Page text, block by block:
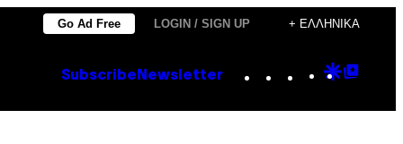
Go Ad Free LOGIN / SIGN UP + ΕΛΛΗΝΙΚΆ
Subscribe Newsletter Instagram
TikTok
YouTube
Google